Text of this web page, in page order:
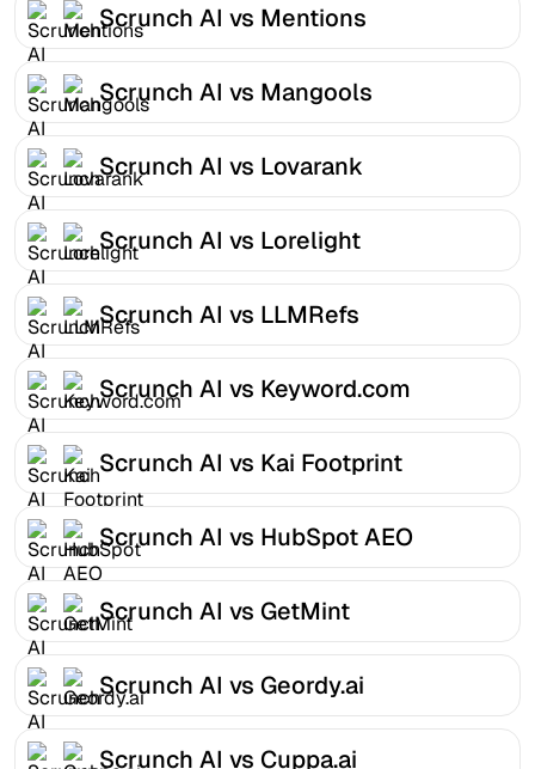
Scrunch AI vs Mentions
Scrunch AI vs Mangools
Scrunch AI vs Lovarank
Scrunch AI vs Lorelight
Scrunch AI vs LLMRefs
Scrunch AI vs Keyword.com
Scrunch AI vs Kai Footprint
Scrunch AI vs HubSpot AEO
Scrunch AI vs GetMint
Scrunch AI vs Geordy.ai
Scrunch AI vs Cuppa.ai